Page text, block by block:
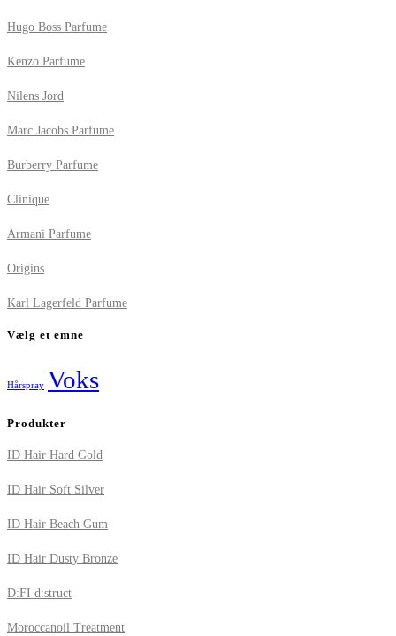
Hugo Boss Parfume
Kenzo Parfume
Nilens Jord
Marc Jacobs Parfume
Burberry Parfume
Clinique
Armani Parfume
Origins
Karl Lagerfeld Parfume
Vælg et emne
Hårspray Voks
Produkter
ID Hair Hard Gold
ID Hair Soft Silver
ID Hair Beach Gum
ID Hair Dusty Bronze
D:FI d:struct
Moroccanoil Treatment